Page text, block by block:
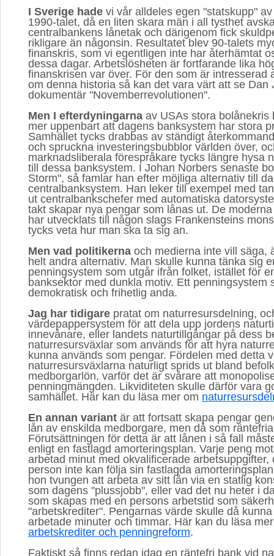
I Sverige hade vi vår alldeles egen "statskupp"
1990-talet, då en liten skara män i all tysthet
centralbankens lånetak och därigenom fick
rikligare än någonsin. Resultatet blev 90-talets
finanskris, som vi egentligen inte har återhämtat
dessa dagar. Arbetslösheten är fortfarande lika
finanskrisen var över. För den som är intresserad
om denna historia så kan det vara värt att se Dan
dokumentär "Novemberrevolutionen".
Men I efterdyningarna av USAs stora bolånekris
mer uppenbart att dagens banksystem har stora
Samhället tycks drabbas av ständigt
och spruckna investeringsbubblor världen över,
marknadsliberala förespråkare tycks längre hysa
till dessa banksystem. I Johan Norbers senaste
Storm", så famlar han efter möjliga alternativ till
centralbanksystem. Han leker till exempel med
ut centralbankschefer med automatiska
takt skapar nya pengar som lånas ut. De
har utvecklats till någon slags Frankensteins
tycks veta hur man ska ta sig an.
Men vad politikerna och medierna inte vill säga,
helt andra alternativ. Man skulle kunna tänka sig
penningsystem som utgår ifrån folket, istället för
banksektor med dunkla motiv. Ett penningsystem
demokratisk och frihetlig anda.
Jag har tidigare pratat om naturresursdelning,
värdepappersystem för att dela upp jordens
innevånare, eller landets naturtillgångar på dess
naturresursväxlar som används för att hyra
kunna används som pengar. Fördelen med detta
naturresursväxlarna naturligt sprids ut bland
medborgarlön, varför det är svårare att
penningmängden. Likviditeten skulle därför vara
samhället. Här kan du läsa mer om
En annan variant är att fortsatt skapa pengar
lån av enskilda medborgare, men då som
Förutsättningen för detta är att lånen i så fall
enligt en fastlagd amorteringsplan. Varje peng
arbetad minut med okvalificerade arbetsuppgifter,
person inte kan följa sin fastlagda
hon tvungen att arbeta av sitt lån via en statlig
som dagens "plussjobb", eller vad det nu heter i
som skapas med en persons arbetstid som
"arbetskrediter". Pengarnas värde skulle då
arbetade minuter och timmar. Här kan du läsa
arbetskrediter och penningreform.
Faktiskt så finns redan idag en räntefri bank vid